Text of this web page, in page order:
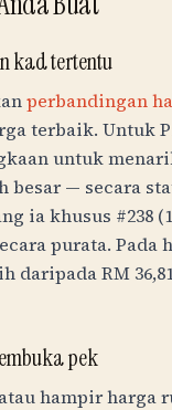
kad tertentu
perbandingan
terbaik. Untuk
untuk
besar — secara
ia khusus #238
purata. Pada
daripadaRM
pek
hampir harga